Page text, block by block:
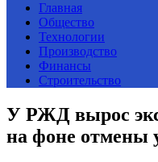
Главная
Общество
Технологии
Производство
Финансы
Строительство
У РЖД вырос
на фоне отмены